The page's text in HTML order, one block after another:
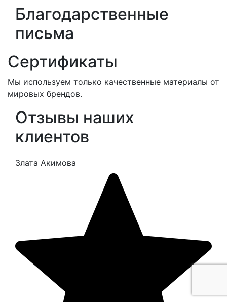
Благодарственные
письма
Сертификаты
Мы используем только качественные материалы от
мировых брендов.
Отзывы наших
клиентов
Злата Акимова